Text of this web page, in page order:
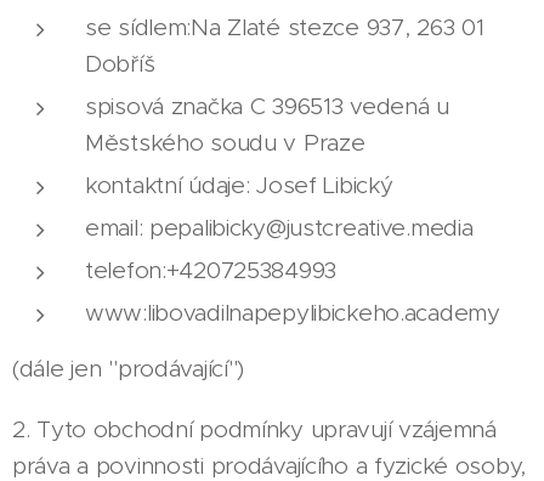
se sídlem:Na Zlaté stezce 937, 263 01
Dobříš
spisová značka C 396513 vedená u
Městského soudu v Praze
kontaktní údaje: Josef Libický
email: pepalibicky@justcreative.media
telefon:+420725384993
www:libovadilnapepylibickeho.academy
(dále jen "prodávající")
2. Tyto obchodní podmínky upravují vzájemná
práva a povinnosti prodávajícího a fyzické osoby,